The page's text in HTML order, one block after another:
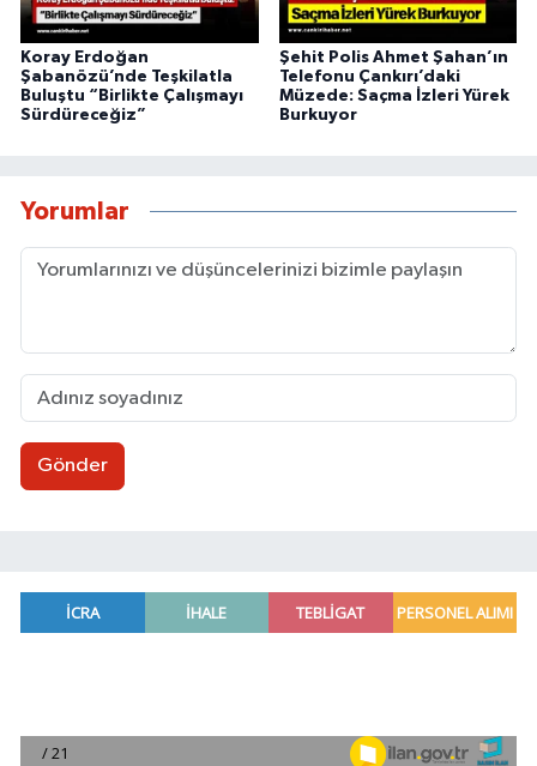
Koray Erdoğan
Şabanözü’nde Teşkilatla
Buluştu “Birlikte Çalışmayı
Sürdüreceğiz”
Şehit Polis Ahmet Şahan’ın
Telefonu Çankırı’daki
Müzede: Saçma İzleri Yürek
Burkuyor
Yorumlar
Gönder